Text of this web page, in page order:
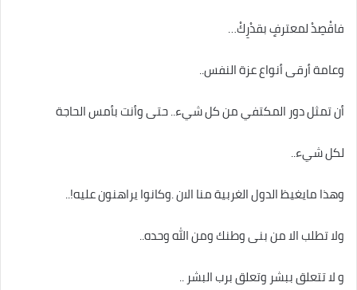
فاقْصِدْ لمعترفٍ بقدْرِكْ…
وعامة أرقى أنواع عزة النفس..
أن تمثل دور المكتفي من كل شيء.. حتى وأنت بأمس الحاجة
لكل شيء..
وهذا مايغيظ الدول الغربية منا الان .وكانوا يراهنون عليه!..
ولا تطلب الا من بنى وطنك ومن الله وحده..
و لا تتعلق ببشر وتعلق برب البشر ..